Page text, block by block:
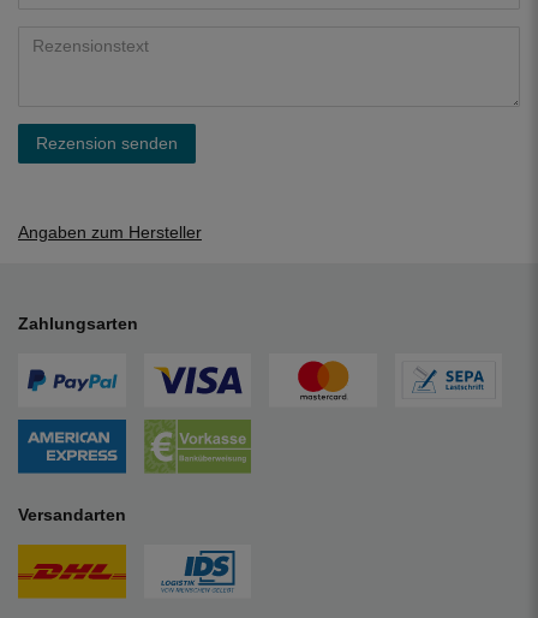
Rezension senden
Angaben zum Hersteller
Zahlungsarten
Versandarten